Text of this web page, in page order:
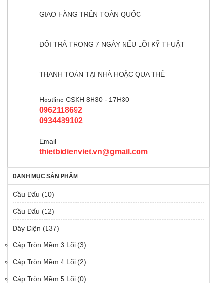
GIAO HÀNG TRÊN TOÀN QUỐC
ĐỔI TRẢ TRONG 7 NGÀY NẾU LỖI KỸ THUẬT
THANH TOÁN TẠI NHÀ HOẶC QUA THẺ
Hostline CSKH 8H30 - 17H30
0962118692
0934489102
Email
thietbidienviet.vn@gmail.com
DANH MỤC SẢN PHẨM
Cầu Đấu (10)
Cầu Đấu (12)
Dây Điện (137)
Cáp Tròn Mềm 3 Lõi (3)
Cáp Tròn Mềm 4 Lõi (2)
Cáp Tròn Mềm 5 Lõi (0)